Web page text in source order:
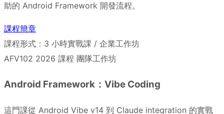
助的 Android Framework 開發流程。
課程簡章
課程形式：3 小時實戰課 / 企業工作坊
AFV102 2026 課程 團隊工作坊
Android Framework：Vibe Coding
這門課從 Android Vibe v14 到 Claude integration 的實戰